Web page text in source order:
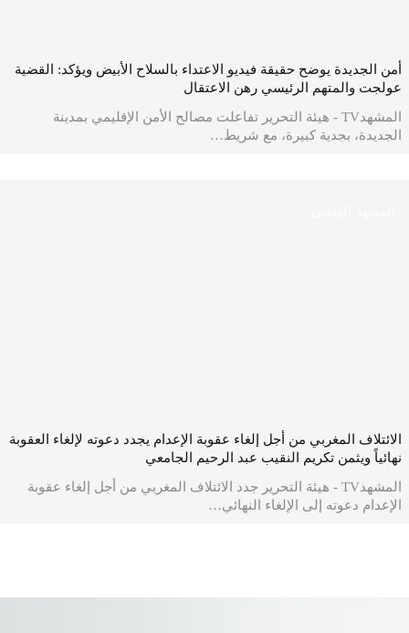
أمن الجديدة يوضح حقيقة فيديو الاعتداء بالسلاح الأبيض ويؤكد: القضية
عولجت والمتهم الرئيسي رهن الاعتقال
المشهدTV - هيئة التحرير تفاعلت مصالح الأمن الإقليمي بمدينة
الجديدة، بجدية كبيرة، مع شريط…
الائتلاف المغربي من أجل إلغاء عقوبة الإعدام يجدد دعوته لإلغاء العقوبة
نهائياً ويثمن تكريم النقيب عبد الرحيم الجامعي
المشهدTV - هيئة التحرير جدد الائتلاف المغربي من أجل إلغاء عقوبة
الإعدام دعوته إلى الإلغاء النهائي…